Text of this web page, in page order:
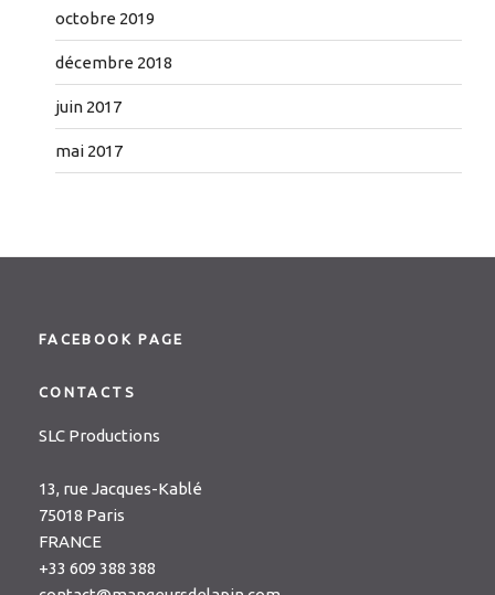
octobre 2019
décembre 2018
juin 2017
mai 2017
FACEBOOK PAGE
CONTACTS
SLC Productions
13, rue Jacques-Kablé
75018 Paris
FRANCE
+33 609 388 388